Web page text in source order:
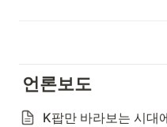
언론보도